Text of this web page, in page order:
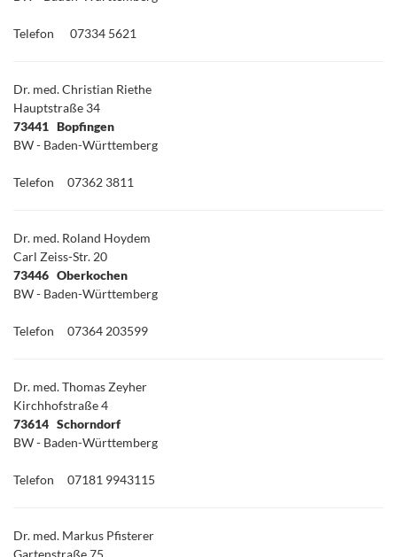
Telefon 07334 5621
Dr. med. Christian Riethe
Hauptstraße 34
73441 Bopfingen
BW - Baden-Württemberg
Telefon 07362 3811
Dr. med. Roland Hoydem
Carl Zeiss-Str. 20
73446 Oberkochen
BW - Baden-Württemberg
Telefon 07364 203599
Dr. med. Thomas Zeyher
Kirchhofstraße 4
73614 Schorndorf
BW - Baden-Württemberg
Telefon 07181 9943115
Dr. med. Markus Pfisterer
Gartenstraße 75